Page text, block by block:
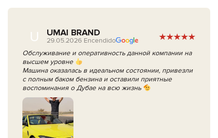
U UMAI BRAND
29.05.2026 Encendido
Обслуживание и оперативность данной компании на
высшем уровне
Машина оказалась в идеальном состоянии, привезли
с полным баком бензина и оставили приятные
воспоминания о Дубае на всю жизнь